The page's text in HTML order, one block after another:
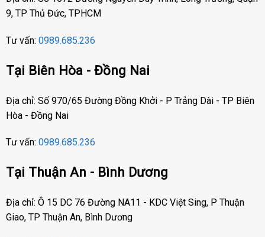
9, TP Thủ Đức, TPHCM
Tư vấn: 0989.685.236
Tại Biên Hòa - Đồng Nai
Địa chỉ: Số 970/65 Đường Đồng Khởi - P Trảng Dài - TP Biên
Hòa - Đồng Nai
Tư vấn: 0989.685.236
Tại Thuận An - Bình Dương
Địa chỉ: Ô 15 DC 76 Đường NA11 - KDC Việt Sing, P Thuận
Giao, TP Thuận An, Bình Dương